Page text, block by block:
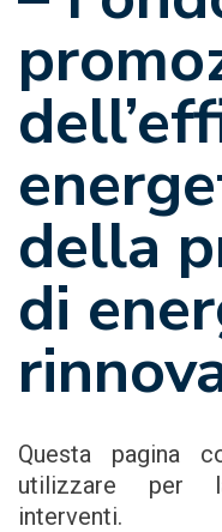
della
di
Questa pagina
utilizzare per
interventi.